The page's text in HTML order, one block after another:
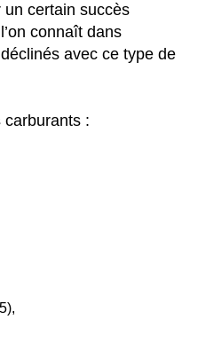
certain succès
connaît dans
avec ce type de
carburants :